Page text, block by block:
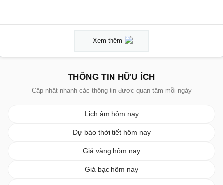
Xem thêm
THÔNG TIN HỮU ÍCH
Cập nhật nhanh các thông tin được quan tâm mỗi ngày
Lịch âm hôm nay
Dự báo thời tiết hôm nay
Giá vàng hôm nay
Giá bạc hôm nay